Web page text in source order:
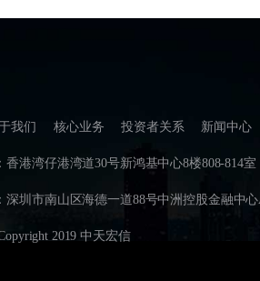
我们 核心业务 投资者关系 新闻中心
香港湾仔港湾道30号新鸿基中心8楼808-814室
深圳市南山区海德一道88号中洲控股金融中心
2019 中天宏信